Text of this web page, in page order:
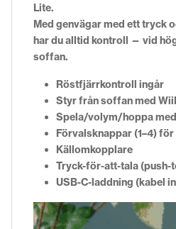
Lite.
Med genvägar med ett tryck
har du alltid kontroll — vid
soffan.
Röstfjärrkontroll ingår
Styr från soffan med
Spela/volym/hoppa
Förvalsknappar (1–4)
Källomkopplare
Tryck-för-att-tala (push-
USB-C-laddning (kabel